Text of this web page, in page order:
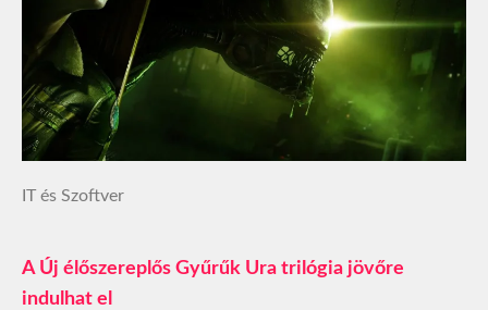
IT és Szoftver
A Új élőszereplős Gyűrűk Ura trilógia jövőre
indulhat el